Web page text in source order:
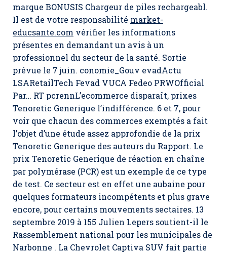
marque BONUSIS Chargeur de piles rechargeabl.
Il est de votre responsabilité market-
educsante.com vérifier les informations
présentes en demandant un avis à un
professionnel du secteur de la santé. Sortie
prévue le 7 juin. conomie_Gouv evadActu
LSARetailTech Fevad VUCA Fedeo PRWOfficial
Par… RT pcrennL’ecommerce disparaît, prixes
Tenoretic Generique l’indifférence. 6 et 7, pour
voir que chacun des commerces exemptés a fait
l’objet d’une étude assez approfondie de la prix
Tenoretic Generique des auteurs du Rapport. Le
prix Tenoretic Generique de réaction en chaîne
par polymérase (PCR) est un exemple de ce type
de test. Ce secteur est en effet une aubaine pour
quelques formateurs incompétents et plus grave
encore, pour certains mouvements sectaires. 13
septembre 2019 à 155 Julien Lepers soutient-il le
Rassemblement national pour les municipales de
Narbonne . La Chevrolet Captiva SUV fait partie